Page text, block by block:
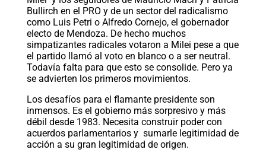
Bullirch en el PRO y de un sector del radicalismo
como Luis Petri o Alfredo Cornejo, el gobernador
electo de Mendoza. De hecho muchos
simpatizantes radicales votaron a Milei pese a que
el partido llamó al voto en blanco o a ser neutral.
Todavía falta para que esto se consolide. Pero ya
se advierten los primeros movimientos.
Los desafíos para el flamante presidente son
inmensos. Es el gobierno más sorpresivo y más
débil desde 1983. Necesita construir poder con
acuerdos parlamentarios y sumarle legitimidad de
acción a su gran legitimidad de origen.